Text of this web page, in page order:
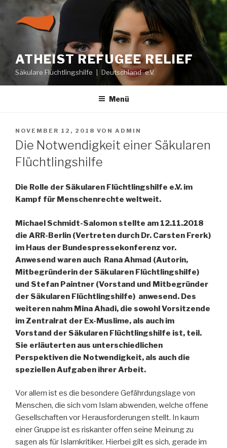
ATHEIST REFUGEE RELIEF
Säkulare Flüchtlingshilfe | Deutschland e.V.
Menü
VERÖFFENTLICHT
AM
NOVEMBER 12, 2018 VON ADMIN
Die Notwendigkeit einer Säkularen
Flüchtlingshilfe
Die Rolle der Säkularen Flüchtlingshilfe e.V. im
Kampf für Menschenrechte weltweit.
Michael Schmidt-Salomon stellte am 12.11.2018
die ARR-Berlin (Vertreten durch Dr. Carsten Frerk)
im Haus der Bundespressekonferenz vor.
Anwesend waren auch Rana Ahmad (Autorin,
Mitbegründerin der Säkularen Flüchtlingshilfe)
und Stefan Paintner (Vorstand und Mitbegründer
der Säkularen Flüchtlingshilfe) anwesend. Des
weiteren nahm Mina Ahadi, die sowohl Vorsitzende
im Zentralrat der Ex-Muslime, als auch im
Vorstand der Säkularen Flüchtlingshilfe ist, teil.
Sie erläuterten aus unterschiedlichen
Perspektiven die Notwendigkeit, als auch die
speziellen Aufgaben ihrer Arbeit.
Vor allem ist es die besondere Gefährdungslage von
Menschen, die sich vom Islam abwenden, welche offene
Gesellschaften vor Herausforderungen stellt. In kaum
einer Gruppe ist es riskanter offen seine Meinung zu
sagen als für Islamkritiker. Hierbei gilt es sich, gerade im